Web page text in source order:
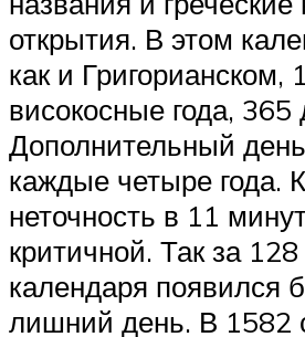
открытия. В этом
как и Григорианском,
високосные года, 365
Дополнительный
каждые четыре года.
неточность в 11
критичной. Так за 128
календаря появился
лишний день. В 1582